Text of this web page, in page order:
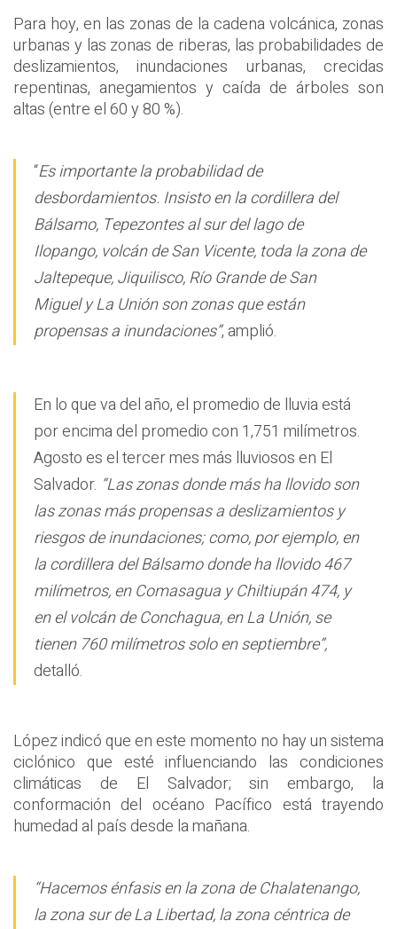
Para hoy, en las zonas de la cadena volcánica, zonas
urbanas y las zonas de riberas, las probabilidades de
deslizamientos, inundaciones urbanas, crecidas
repentinas, anegamientos y caída de árboles son
altas (entre el 60 y 80 %).
“Es importante la probabilidad de
desbordamientos. Insisto en la cordillera del
Bálsamo, Tepezontes al sur del lago de
Ilopango, volcán de San Vicente, toda la zona de
Jaltepeque, Jiquilisco, Río Grande de San
Miguel y La Unión son zonas que están
propensas a inundaciones”, amplió.
En lo que va del año, el promedio de lluvia está
por encima del promedio con 1,751 milímetros.
Agosto es el tercer mes más lluviosos en El
Salvador. “Las zonas donde más ha llovido son
las zonas más propensas a deslizamientos y
riesgos de inundaciones; como, por ejemplo, en
la cordillera del Bálsamo donde ha llovido 467
milímetros, en Comasagua y Chiltiupán 474, y
en el volcán de Conchagua, en La Unión, se
tienen 760 milímetros solo en septiembre”,
detalló.
López indicó que en este momento no hay un sistema
ciclónico que esté influenciando las condiciones
climáticas de El Salvador; sin embargo, la
conformación del océano Pacífico está trayendo
humedad al país desde la mañana.
“Hacemos énfasis en la zona de Chalatenango,
la zona sur de La Libertad, la zona céntrica de